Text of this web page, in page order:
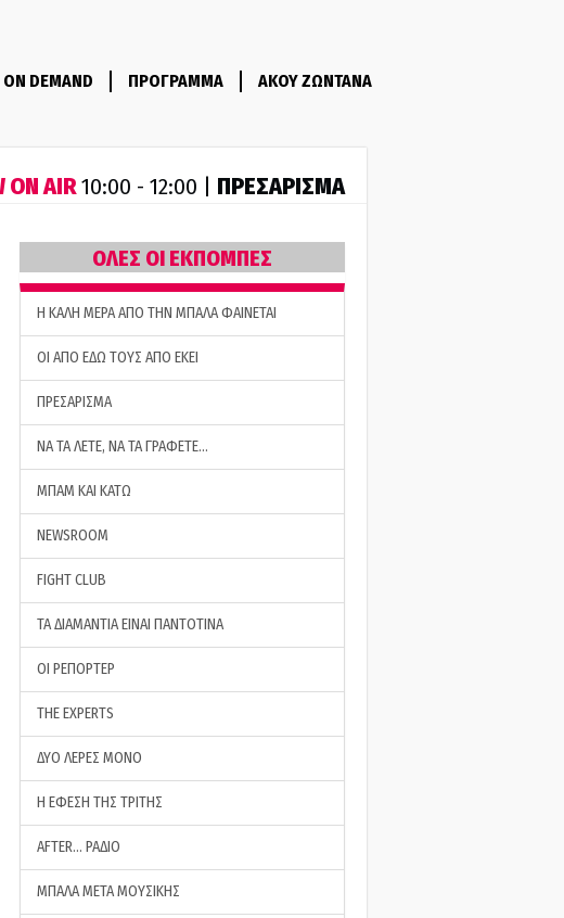
ON DEMAND ΠΡΟΓΡΑΜΜΑ ΑΚΟΥ ΖΩΝΤΑΝΑ
ON AIR10:00 - 12:00 | ΠΡΕΣΑΡΙΣΜΑ
ΟΛΕΣ ΟΙ ΕΚΠΟΜΠΕΣ
H ΚΑΛΗ ΜΕΡΑ ΑΠΟ ΤΗΝ ΜΠΑΛΑ ΦΑΙΝΕΤΑΙ
ΟΙ ΑΠΟ ΕΔΩ ΤΟΥΣ ΑΠΟ ΕΚΕΙ
ΠΡΕΣΑΡΙΣΜΑ
ΝΑ ΤΑ ΛΕΤΕ, ΝΑ ΤΑ ΓΡΑΦΕΤΕ…
ΜΠΑΜ ΚΑΙ ΚΑΤΩ
NEWSROOM
FIGHT CLUB
ΤΑ ΔΙΑΜΑΝΤΙΑ ΕΙΝΑΙ ΠΑΝΤΟΤΙΝΑ
ΟΙ ΡΕΠΟΡΤΕΡ
THE EXPERTS
ΔΥΟ ΛΕΡΕΣ ΜΟΝΟ
Η ΕΦΕΣΗ ΤΗΣ ΤΡΙΤΗΣ
AFTER… ΡΑΔΙΟ
ΜΠΑΛΑ ΜΕΤΑ ΜΟΥΣΙΚΗΣ